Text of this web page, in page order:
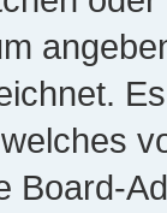
Board-